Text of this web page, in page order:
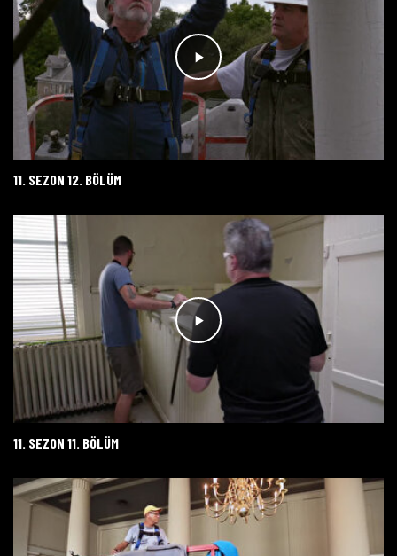
11. SEZON 12. BÖLÜM
11. SEZON 11. BÖLÜM